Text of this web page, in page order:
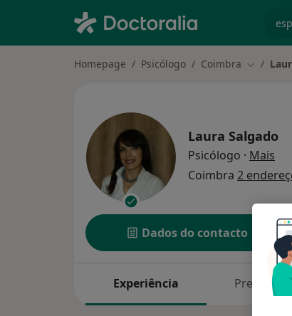
Homepage Psicólogo Coimbra Mudar
Laura Salgado
Psicólogo · Mais
Coimbra 2
Dados do contacto
Experiência Preços